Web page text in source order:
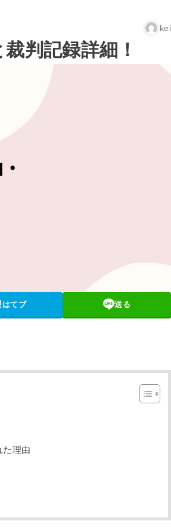
kei
判記録詳細！
はてブ 送る
た理由